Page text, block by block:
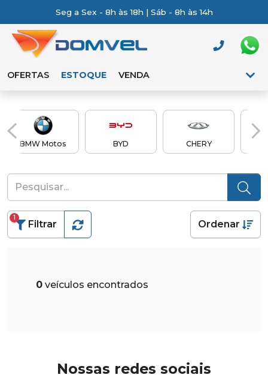
Seg a Sex - 8h às 18h | Sáb - 8h às 14h
OFERTAS ESTOQUE VENDA
BMW Motos BYD CHERY
Filtrar
1
Ordenar
0 veículos encontrados
Nossas redes sociais